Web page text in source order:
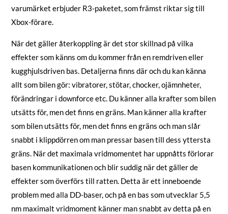
varumärket erbjuder R3-paketet, som främst riktar sig till
Xbox-förare.
När det gäller återkoppling är det stor skillnad på vilka
effekter som känns om du kommer från en remdriven eller
kugghjulsdriven bas. Detaljerna finns där och du kan känna
allt som bilen gör: vibratorer, stötar, chocker, ojämnheter,
förändringar i downforce etc. Du känner alla krafter som bilen
utsätts för, men det finns en gräns. Man känner alla krafter
som bilen utsätts för, men det finns en gräns och man slår
snabbt i klippdörren om man pressar basen till dess yttersta
gräns. När det maximala vridmomentet har uppnåtts förlorar
basen kommunikationen och blir suddig när det gäller de
effekter som överförs till ratten. Detta är ett inneboende
problem med alla DD-baser, och på en bas som utvecklar 5,5
nm maximalt vridmoment känner man snabbt av detta på en